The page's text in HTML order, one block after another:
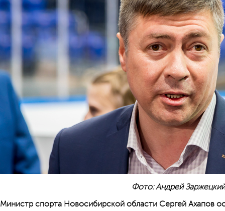
Фото: Андрей Заржецкий
Министр спорта Новосибирской области Сергей Ахапов